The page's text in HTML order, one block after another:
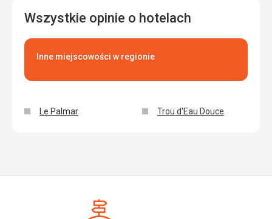
Wszystkie opinie o hotelach
Inne miejscowości w regionie
Le Palmar Trou d'Eau Douce